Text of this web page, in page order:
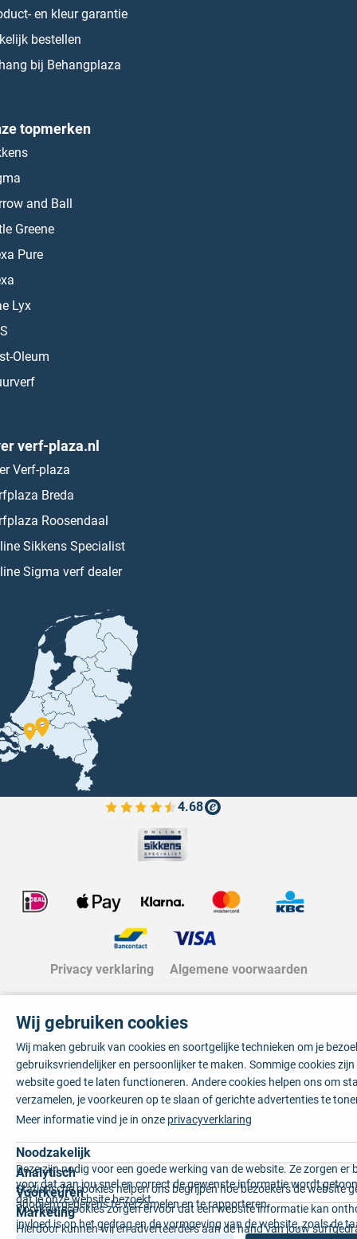
en kleur garantie
bestellen
bij Behangplaza
topmerken
and Ball
Greene
Pure
Lyx
Oleum
verf-plaza.nl
Verf-plaza
Breda
Roosendaal
Sikkens Specialist
Sigma verf dealer
4.68
Bekijk de verfplaza beoordelingen
Privacy verklaring Algemene voorwaarden
Wij gebruiken cookies
Wij maken gebruik van cookies en soortgelijke technieken om je
gebruiksvriendelijker en persoonlijker te maken. Sommige cookies
website goed te laten functioneren. Andere cookies helpen ons om
verzamelen, je voorkeuren op te slaan of gerichte advertenties te
Meer informatie vind je in onze privacyverklaring
Noodzakelijk
Deze zijn nodig voor een goede werking van de website. Ze zorgen er
voor dat aan jou snel en correct de gewenste informatie wordt
dat je onze website bezoekt.
Analytisch
Statistische cookies helpen ons begrijpen hoe bezoekers de website
anoniem gegevens te verzamelen en te rapporteren.
Voorkeuren
Voorkeurscookies zorgen ervoor dat een website informatie kan
invloed is op het gedrag en de vormgeving van de website, zoals de
Marketing
Hierdoor kunnen wij en adverteerders aan de hand van jouw